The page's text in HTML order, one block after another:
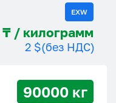
EXW
1 000 ₸ / килограмм
2 $(без НДС)
90000 кг